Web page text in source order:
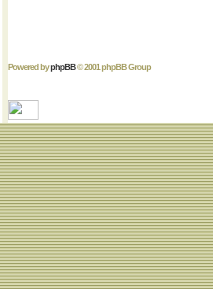
Powered byphpBB© 2001 phpBB Group